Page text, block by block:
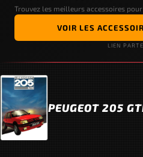
Trouvez les meilleurs accessoires
VOIR LES
LIEN
PEUGEOT 205